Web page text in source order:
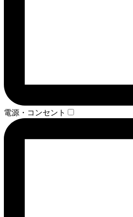
電源・コンセント